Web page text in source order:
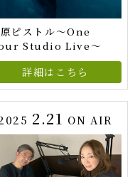
ピストル〜One
Studio Live〜
詳細はこちら
2.21 ON AIR